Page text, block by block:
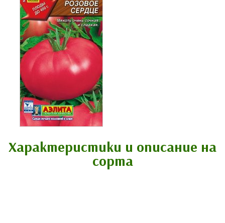
Характеристики и описание на
сорта